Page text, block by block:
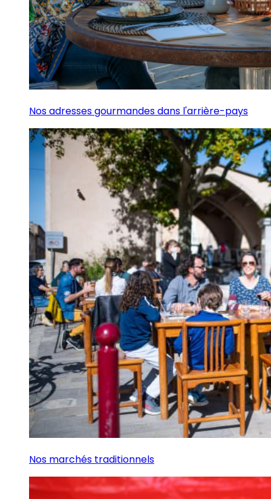
Nos adresses gourmandes dans l'arrière-pays
Nos marchés traditionnels